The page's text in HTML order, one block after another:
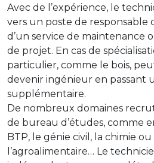
Avec de l’expérience, le
vers un poste de responsable
d’un service de maintenance
de projet. En cas de
particulier, comme le bois,
devenir ingénieur en passant
supplémentaire.
De nombreux domaines
de bureau d’études, comme
BTP, le génie civil, la chimie
l’agroalimentaire… Le